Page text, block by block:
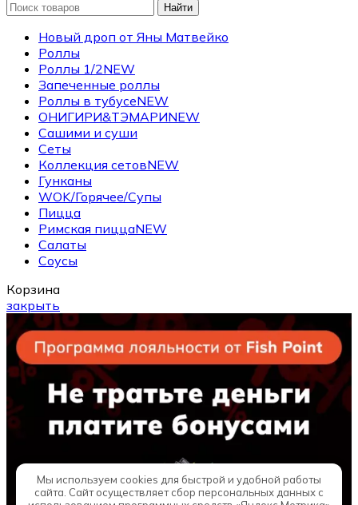
Найти
Новый дроп от Яны Матвейко
Роллы
Роллы 1/2NEW
Запеченные роллы
Роллы в тубусеNEW
ОНИГИРИ&ТЭМАРИNEW
Сашими и суши
Сеты
Коллекция сетовNEW
Гунканы
WOK/Горячее/Супы
Пицца
Римская пиццаNEW
Салаты
Соусы
Корзина
закрыть
Мы используем cookies для быстрой и удобной работы
сайта. Сайт осуществляет сбор персональных данных с